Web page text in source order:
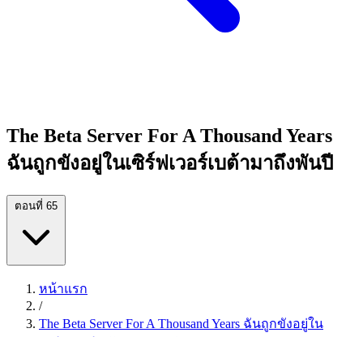
The Beta Server For A Thousand Years
ฉันถูกขังอยู่ในเซิร์ฟเวอร์เบต้ามาถึงพันปี
ตอนที่ 65
หน้าแรก
/
The Beta Server For A Thousand Years ฉันถูกขังอยู่ใน